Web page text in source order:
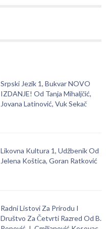
Srpski Jezik 1, Bukvar NOVO
IZDANJE! Od Tanja Mihaljčić,
Jovana Latinović, Vuk Sekač
Likovna Kultura 1, Udžbenik Od
Jelena Koštica, Goran Ratković
Radni Listovi Za Prirodu I
Društvo Za Četvrti Razred Od B.